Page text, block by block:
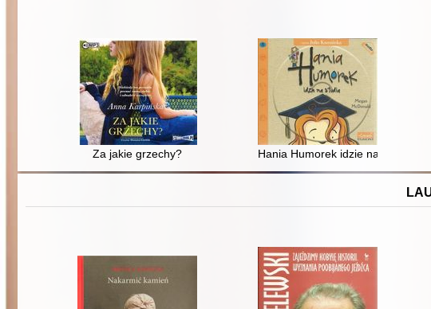
Za jakie grzechy? Hania Humorek idzie na studia